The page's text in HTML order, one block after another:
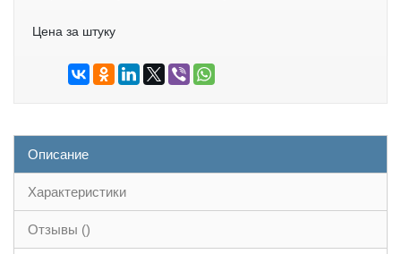
Цена за штуку
Описание
Характеристики
Отзывы ()